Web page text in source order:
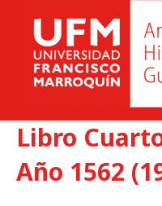
Libro
Año 1562